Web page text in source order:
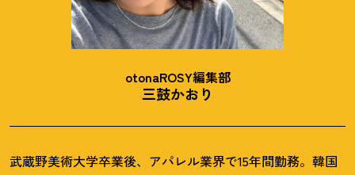
otonaROSY編集部
三鼓かおり
武蔵野美術大学卒業後、アパレル業界で15年間勤務。韓国